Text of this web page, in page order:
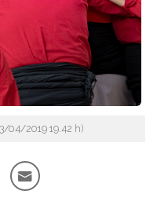
04/2019 19.42 h)